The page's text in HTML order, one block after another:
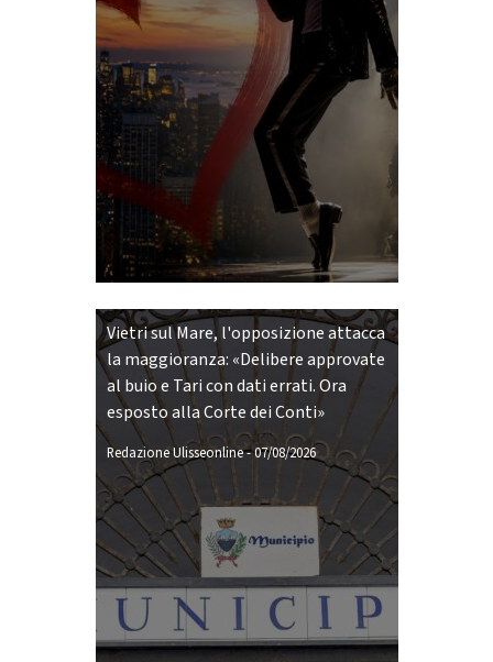
Vietri sul Mare, l'opposizione attacca
la maggioranza: «Delibere approvate
al buio e Tari con dati errati. Ora
esposto alla Corte dei Conti»
Redazione Ulisseonline-07/08/2026